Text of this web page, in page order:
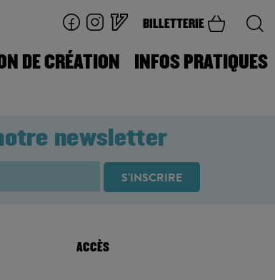
BILLETTERIE
DE CRÉATION INFOS PRATIQUES
newsletter
ACCÈS